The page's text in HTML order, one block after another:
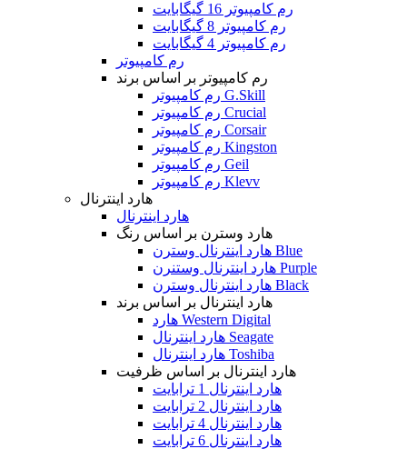
رم کامپیوتر 16 گیگابایت
رم کامپیوتر 8 گیگابایت
رم کامپیوتر 4 گیگابایت
رم کامپیوتر
رم کامپیوتر بر اساس برند
رم کامپیوتر G.Skill
رم کامپیوتر Crucial
رم کامپیوتر Corsair
رم کامپیوتر Kingston
رم کامپیوتر Geil
رم کامپیوتر Klevv
هارد اینترنال
هارد اینترنال
هارد وسترن بر اساس رنگ
هارد اینترنال وسترن Blue
هارد اینترنال وستنرن Purple
هارد اینترنال وسترن Black
هارد اینترنال بر اساس برند
هارد Western Digital
هارد اینترنال Seagate
هارد اینترنال Toshiba
هارد اینترنال بر اساس ظرفیت
هارد اینترنال 1 ترابایت
هارد اینترنال 2 ترابایت
هارد اینترنال 4 ترابایت
هارد اینترنال 6 ترابایت